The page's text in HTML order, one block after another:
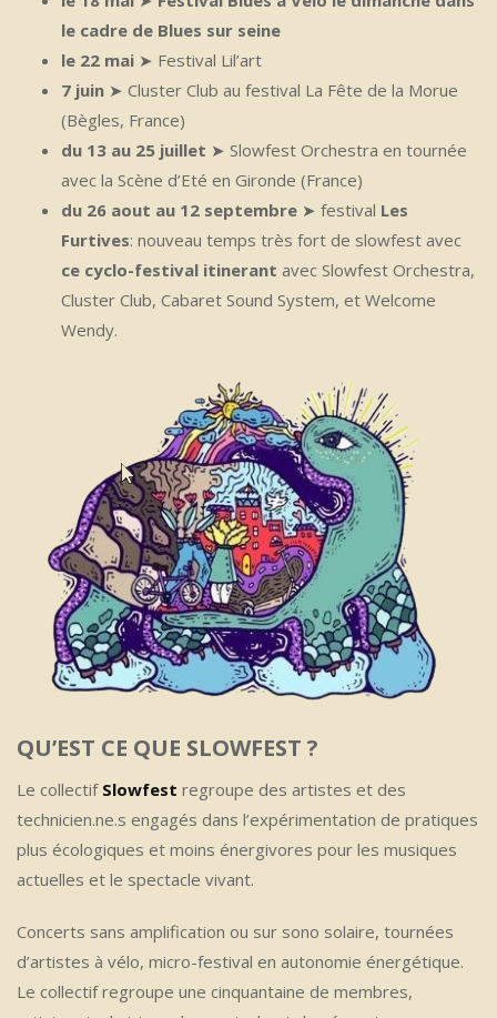
le cadre de Blues sur seine
le 22 mai ➤ Festival Lil’art
7 juin ➤ Cluster Club au festival La Fête de la Morue
(Bègles, France)
du 13 au 25 juillet ➤ Slowfest Orchestra en tournée
avec la Scène d’Eté en Gironde (France)
du 26 aout au 12 septembre ➤ festival Les
Furtives: nouveau temps très fort de slowfest avec
ce cyclo-festival itinerant avec Slowfest Orchestra,
Cluster Club, Cabaret Sound System, et Welcome
Wendy.
QU’EST CE QUE SLOWFEST ?
Le collectif Slowfest regroupe des artistes et des
technicien.ne.s engagés dans l’expérimentation de pratiques
plus écologiques et moins énergivores pour les musiques
actuelles et le spectacle vivant.
Concerts sans amplification ou sur sono solaire, tournées
d’artistes à vélo, micro-festival en autonomie énergétique.
Le collectif regroupe une cinquantaine de membres,